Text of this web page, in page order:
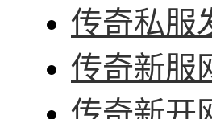
传奇私服
传奇新服